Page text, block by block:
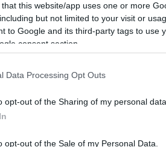
that this website/app uses one or more
but not limited to your visit or
to Google and its third-party tags to use
consent section.
Data Processing Opt Outs
opt-out of the Sharing of my personal data.
opt-out of the Sale of my Personal Data.
απλώς στο τέλος υπέπεσε σε
να μειώσουν το σκορ.
τελικός ανόδου την Κυριακή
Elite League!
3 (1), Μπαζίνας 10 (1),
16 (4), Καρατζάς, Κογιώνης
2, Λουσέιν 19 (1),